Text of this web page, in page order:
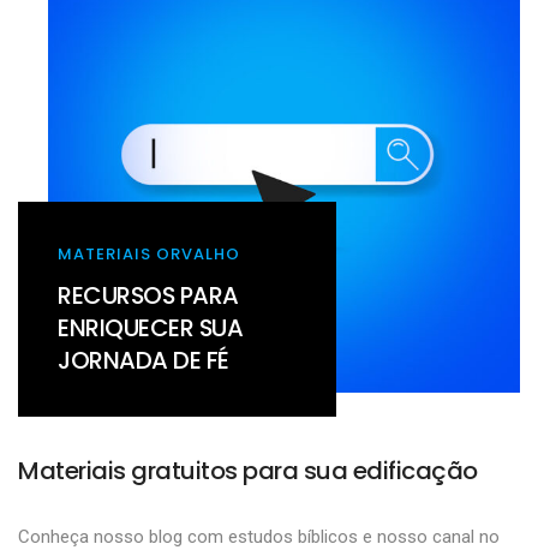
MATERIAIS ORVALHO
RECURSOS PARA
ENRIQUECER SUA
JORNADA DE FÉ
Materiais gratuitos para sua edificação
Conheça nosso blog com estudos bíblicos e nosso canal no